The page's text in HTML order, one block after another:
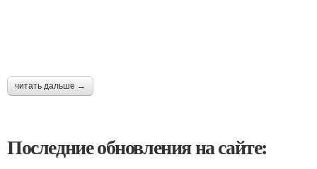
читать дальше →
Последние обновления на сайте: